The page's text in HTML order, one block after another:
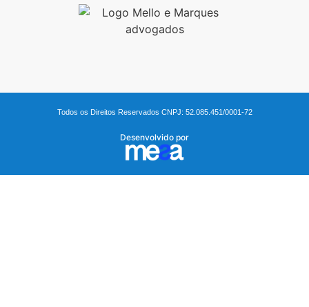
Todos os Direitos Reservados CNPJ: 52.085.451/0001-72
Desenvolvido por